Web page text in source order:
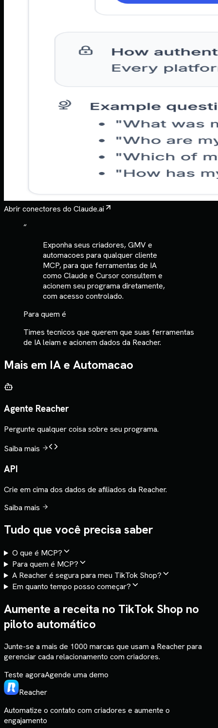
Abrir conectores do Claude.ai
“
Exponha seus criadores, GMV e
automacoes para qualquer cliente
MCP, para que ferramentas de IA
como Claude e Cursor consultem e
acionem seu programa diretamente,
com acesso controlado.
Para quem é
Times tecnicos que querem que suas ferramentas
de IA leiam e acionem dados da Reacher.
Mais em IA e Automacao
Agente Reacher
Pergunte qualquer coisa sobre seu programa.
Saiba mais
API
Crie em cima dos dados de afiliados da Reacher.
Saiba mais
Tudo que você precisa saber
O que é MCP?
Para quem é MCP?
A Reacher é segura para meu TikTok Shop?
Em quanto tempo posso começar?
Aumente a receita no TikTok Shop no
piloto automático
Junte-se a mais de 1000 marcas que usam a Reacher para
gerenciar cada relacionamento com criadores.
Teste agoraAgende uma demo
Reacher
Automatize o contato com criadores e aumente o
engajamento